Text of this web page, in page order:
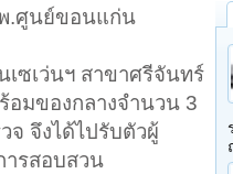
พ.ศูนย์ขอนแก่น
ซเว่นฯ สาขาศรีจันทร์
อมของกลางจำนวน 3
จ จึงได้ไปรับตัวผู้
ารสอบสวน